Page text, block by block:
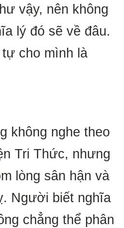
vậy, nên không
lý đó sẽ về đâu.
cho mình là
không nghe theo
Tri Thức, nhưng
lòng sân hận và
Người biết nghĩa
chẳng thể phân